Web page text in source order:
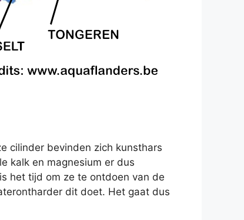
cilinder bevinden zich kunsthars
kalk en magnesium er dus
het tijd om ze te ontdoen van de
dit doet. Het gaat dus